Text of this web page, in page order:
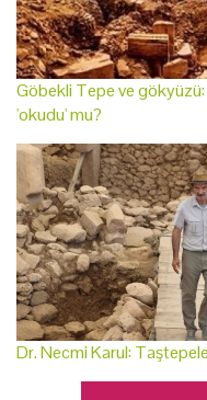
Göbekli Tepe ve gökyüzü:
'okudu' mu?
Dr. Necmi Karul: